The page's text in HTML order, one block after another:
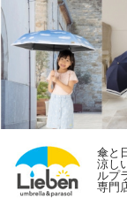
傘と
涼し
ルプ
専門